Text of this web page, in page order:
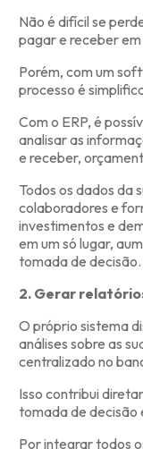
Não é difícil se
pagar e receber
Porém, com um
processo é
Com o ERP, é
analisar as
e receber,
Todos os dados da
colaboradores e
investimentos e
em um só lugar,
tomada de decisão.
2. Gerar
O próprio sistema
análises sobre as
centralizado no
Isso contribui
tomada de decisão
Por integrar todos